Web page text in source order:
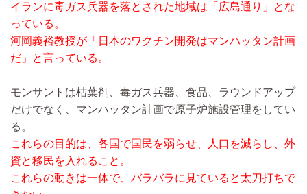
イランに毒ガス兵器を落とされた地域は「広島通り」とな
っている。
河岡義裕教授が「日本のワクチン開発はマンハッタン計画
だ」と言っている。
モンサントは枯葉剤、毒ガス兵器、食品、ラウンドアップ
だけでなく、マンハッタン計画で原子炉施設管理をしてい
る。
これらの目的は、各国で国民を弱らせ、人口を減らし、外
資と移民を入れること。
これらの動きは一体で、バラバラに見ていると太刀打ちで